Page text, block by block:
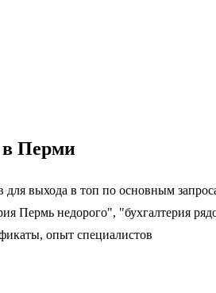
в Перми
выхода в топ по основным
Пермь недорого", "бухгалтерия
опыт специалистов